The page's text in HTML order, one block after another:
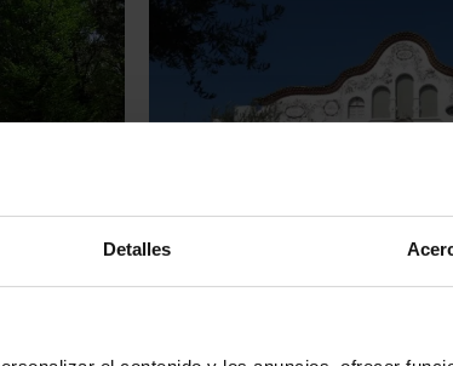
Detalles